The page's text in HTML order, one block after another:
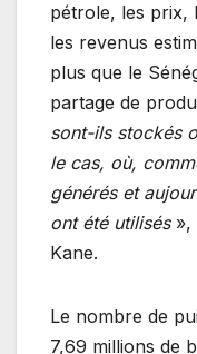
pétrole, les prix,
les revenus
plus que le
partage de
sont-ils stockés
le cas, où,
générés et
ont été utilisés»,
Kane.
Le nombre de
7,69 millions de